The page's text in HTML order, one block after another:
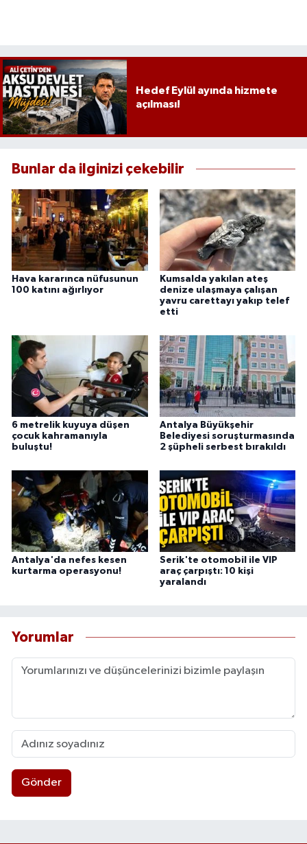
Hedef Eylül ayında hizmete
açılması!
Bunlar da ilginizi çekebilir
Hava kararınca nüfusunun
100 katını ağırlıyor
Kumsalda yakılan ateş
denize ulaşmaya çalışan
yavru carettayı yakıp telef
etti
6 metrelik kuyuya düşen
çocuk kahramanıyla
buluştu!
Antalya Büyükşehir
Belediyesi soruşturmasında
2 şüpheli serbest bırakıldı
Antalya'da nefes kesen
kurtarma operasyonu!
Serik'te otomobil ile VIP
araç çarpıştı: 10 kişi
yaralandı
Yorumlar
Gönder